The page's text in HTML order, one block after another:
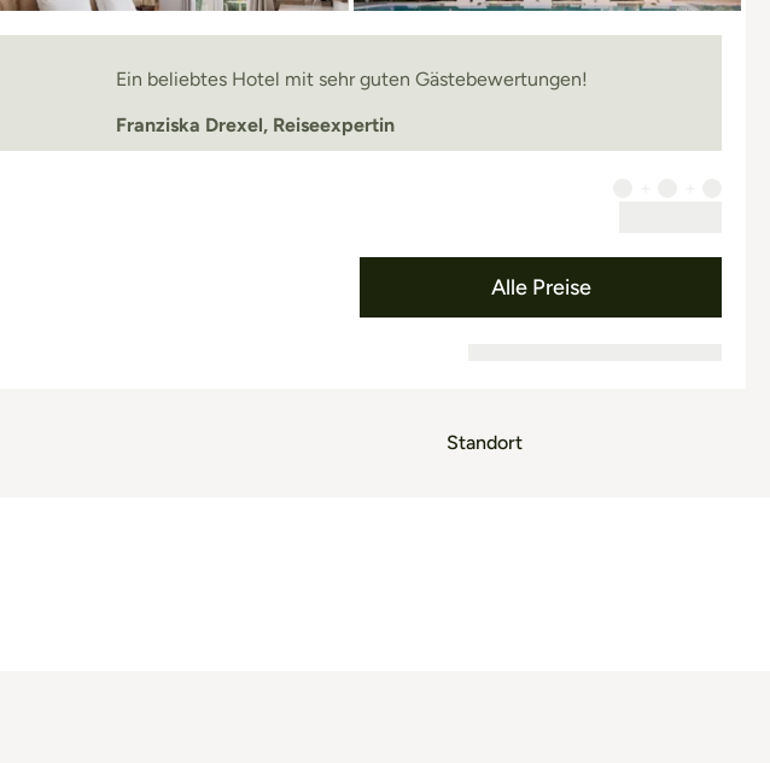
Ein beliebtes Hotel mit sehr guten Gästebewertungen!
Franziska Drexel, Reiseexpertin
Alle Preise
Standort